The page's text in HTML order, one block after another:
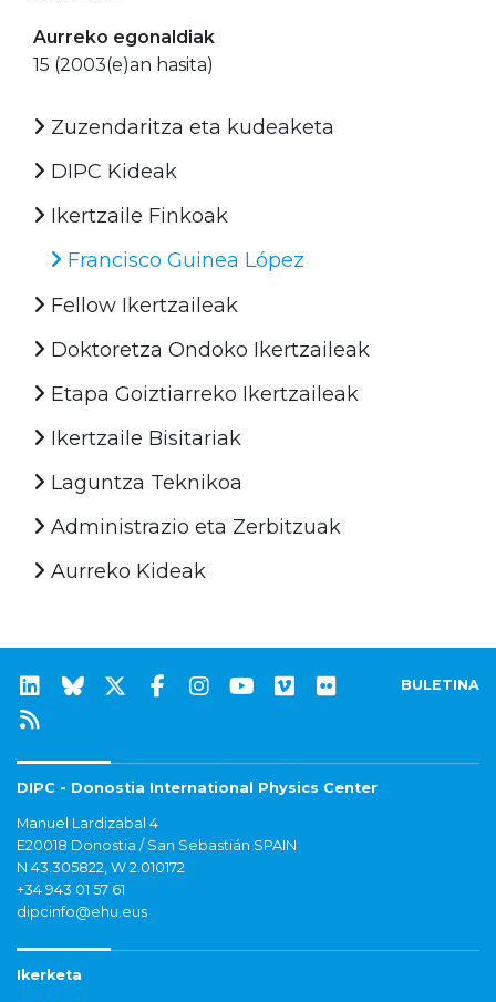
Aurreko egonaldiak
15 (2003(e)an hasita)
Zuzendaritza eta kudeaketa
DIPC Kideak
Ikertzaile Finkoak
Francisco Guinea López
Fellow Ikertzaileak
Doktoretza Ondoko Ikertzaileak
Etapa Goiztiarreko Ikertzaileak
Ikertzaile Bisitariak
Laguntza Teknikoa
Administrazio eta Zerbitzuak
Aurreko Kideak
BULETINA
DIPC - Donostia International Physics Center
Manuel Lardizabal 4
E20018 Donostia / San Sebastián SPAIN
N 43.305822, W 2.010172
+34 943 01 57 61
dipcinfo@ehu.eus
Ikerketa